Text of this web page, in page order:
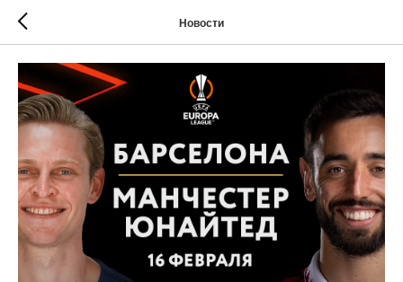
Новости